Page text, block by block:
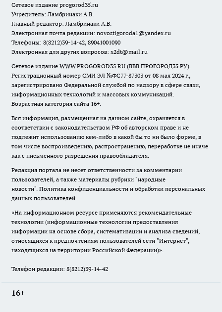
Сетевое издание progorod35.ru
Учредитель: Ламбринаки А.В.
Главный редактор: Ламбринаки А.В.
Электронная почта редакции: novostigoroda1@yandex.ru
Телефоны: 8(8212)39-14-42, 89041001090
Электронная для других вопросов: x2dt@mail.ru
Сетевое издание WWW.PROGOROD35.RU (ВВВ.ПРОГОРОД35.РУ).
Регистрационный номер СМИ ЭЛ №ФС77-87303 от 08 мая 2024 г.,
зарегистрировано Федеральной службой по надзору в сфере связи,
информационных технологий и массовых коммуникаций.
Возрастная категория сайта 16+.
Вся информация, размещенная на данном сайте, охраняется в
соответствии с законодательством РФ об авторском праве и не
подлежит использованию кем-либо в какой бы то ни было форме, в
том числе воспроизведению, распространению, переработке не иначе
как с письменного разрешения правообладателя.
Редакция портала не несет ответственности за комментарии
пользователей, а также материалы рубрики "народные
новости". Политика конфиденциальности и обработки персональных
данных пользователей.
«На информационном ресурсе применяются рекомендательные
технологии (информационные технологии предоставления
информации на основе сбора, систематизации и анализа сведений,
относящихся к предпочтениям пользователей сети "Интернет",
находящихся на территории Российской Федерации)».
Телефон редакции: 8(8212)39-14-42
16+